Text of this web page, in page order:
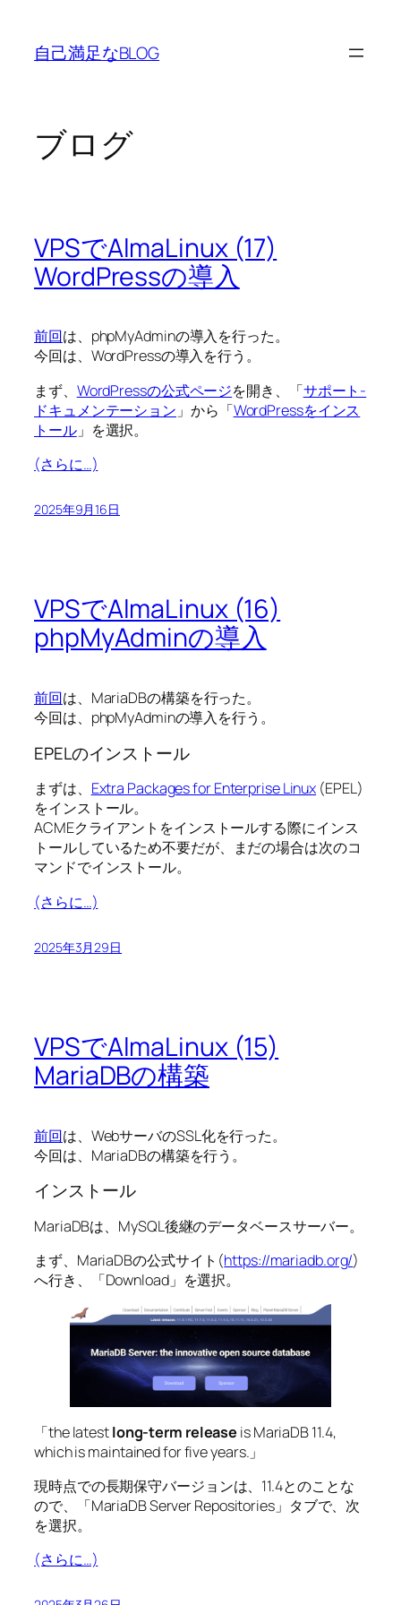
自己満足なBLOG
ブログ
VPSでAlmaLinux (17)
WordPressの導入
前回は、phpMyAdminの導入を行った。
今回は、WordPressの導入を行う。
まず、 WordPressの公式ページを開き、「サポート-
ドキュメンテーション 」から「WordPressをインス
トール」を選択。
(さらに…)
2025年9月16日
VPSでAlmaLinux (16)
phpMyAdminの導入
前回は、MariaDBの構築を行った。
今回は、phpMyAdminの導入を行う。
EPELのインストール
まずは、 Extra Packages for Enterprise Linux (EPEL)
をインストール。
ACMEクライアントをインストールする際にインス
トールしているため不要だが、まだの場合は次のコ
マンドでインストール。
(さらに…)
2025年3月29日
VPSでAlmaLinux (15)
MariaDBの構築
前回は、WebサーバのSSL化を行った。
今回は、MariaDBの構築を行う。
インストール
MariaDBは、MySQL後継のデータベースサーバー。
まず、MariaDBの公式サイト(https://mariadb.org/)
へ行き、「Download」を選択。
「the latestlong-term release is MariaDB 11.4,
which is maintained for five years.」
現時点での長期保守バージョンは、11.4とのことな
ので、「MariaDB Server Repositories」タブで、次
を選択。
(さらに…)